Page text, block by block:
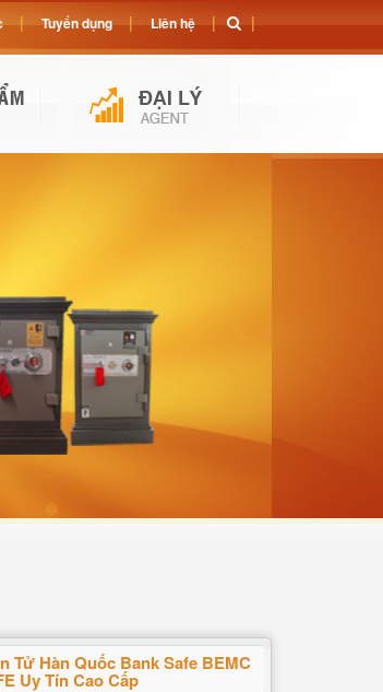
Tử Hàn Quốc Bank Safe BEMC
Uy Tín Cao Cấp
Tuyển dụng Liên hệ